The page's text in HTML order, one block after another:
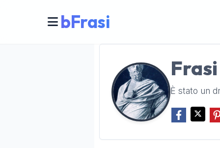
bFrasi
È stato un